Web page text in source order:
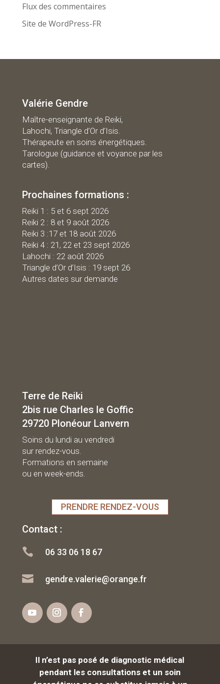
Flux des commentaires
Site de WordPress-FR
Valérie Gendre
Maître-enseignante de Reiki,
Lahochi, Triangle d’Or d’Isis.
Thérapeute en soins énergétiques.
Tarologue (guidance et voyance par les
cartes).
Prochaines formations :
Reiki 1 : 5 et 6 sept 2026
Reiki 2 : 8 et 9 août 2026
Reiki 3 :17 et 18 août 2026
Reiki 4 : 21, 22 et 23 sept 2026
Lahochi : 22 août 2026
Triangle d’Or d’Isis : 19 sept 26
Autres dates sur demande
Terre de Reiki
2bis rue Charles le Goffic
29720 Plonéour Lanvern
Soins du lundi au vendredi
sur rendez-vous.
Formations en semaine
ou en week-ends.
PRENDRE RENDEZ-VOUS
Contact :
 06 33 06 18 67
 gendre.valerie@orange.fr
Il n’est pas posé de diagnostic médical
pendant les consultations et un soin